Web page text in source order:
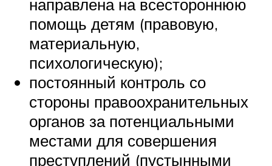
направлена на всестороннюю
помощь детям (правовую,
материальную,
психологическую);
постоянный контроль со
стороны правоохранительных
органов за потенциальными
местами для совершения
преступлений (пустынными